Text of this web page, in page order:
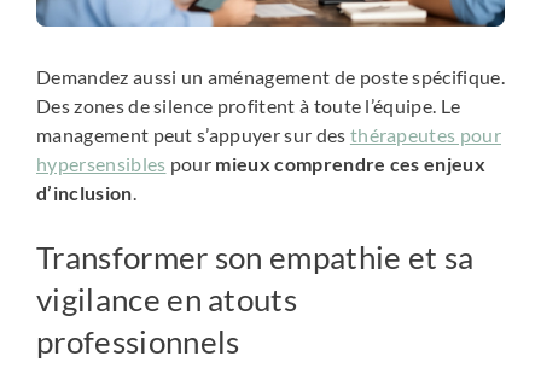
Demandez aussi un aménagement de poste spécifique.
Des zones de silence profitent à toute l’équipe. Le
management peut s’appuyer sur des thérapeutes pour
hypersensibles pour mieux comprendre ces enjeux
d’inclusion.
Transformer son empathie et sa
vigilance en atouts
professionnels